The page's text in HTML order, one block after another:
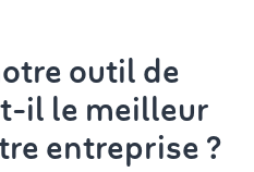
outil de
il le meilleur
entreprise ?